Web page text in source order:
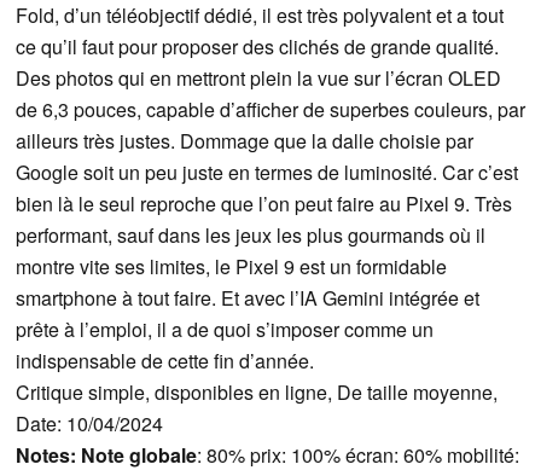
Fold, d’un téléobjectif dédié, il est très polyvalent et a tout
ce qu’il faut pour proposer des clichés de grande qualité.
Des photos qui en mettront plein la vue sur l’écran OLED
de 6,3 pouces, capable d’afficher de superbes couleurs, par
ailleurs très justes. Dommage que la dalle choisie par
Google soit un peu juste en termes de luminosité. Car c’est
bien là le seul reproche que l’on peut faire au Pixel 9. Très
performant, sauf dans les jeux les plus gourmands où il
montre vite ses limites, le Pixel 9 est un formidable
smartphone à tout faire. Et avec l’IA Gemini intégrée et
prête à l’emploi, il a de quoi s’imposer comme un
indispensable de cette fin d’année.
Critique simple, disponibles en ligne, De taille moyenne,
Date: 10/04/2024
Notes: Note globale: 80% prix: 100% écran: 60% mobilité: